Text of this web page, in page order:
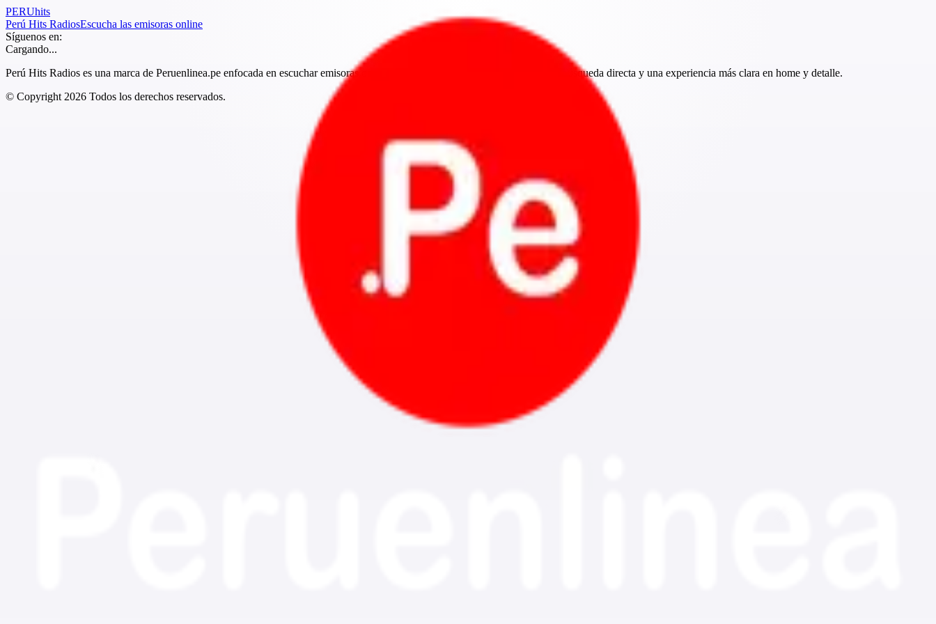
PERUhits
Perú Hits RadiosEscucha las emisoras online
Síguenos en:
Cargando...
Perú Hits Radios es una marca de Peruenlinea.pe enfocada en escuchar emisoras online del Perú con navegación por regiones, búsqueda directa y una experiencia más clara en home y detalle.
© Copyright 2026 Todos los derechos reservados.